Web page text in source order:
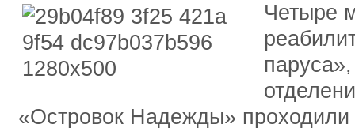
Четыре
«Островок Надежды» проходили